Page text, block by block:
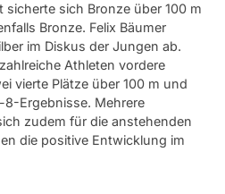
sicherte sich Bronze über 100 m
Bronze. Felix Bäumer
im Diskus der Jungen ab.
Athleten vordere
vierte Plätze über 100 m und
Ergebnisse. Mehrere
zudem für die anstehenden
die positive Entwicklung im